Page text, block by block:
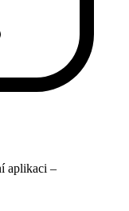
aplikaci –